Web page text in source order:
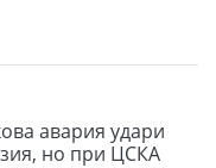
авария удари
но при ЦСКА